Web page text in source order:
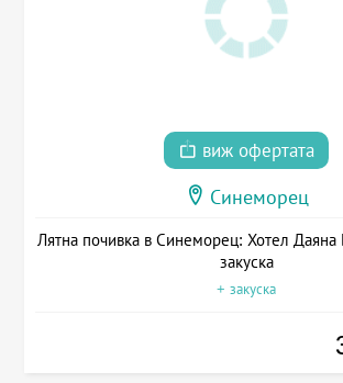
виж офертата
Синеморец
Лятна почивка в Синеморец: Хотел Даяна
закуска
+ закуска